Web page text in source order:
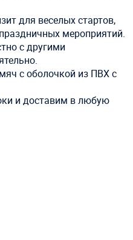
для веселых стартов,
мероприятий.
с другими
с оболочкой из ПВХ с
и доставим в любую